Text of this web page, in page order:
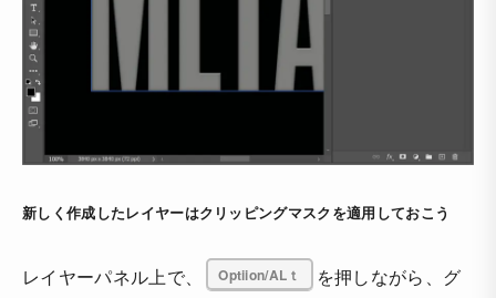
新しく作成したレイヤーはクリッピングマスクを適用しておこう
レイヤーパネル上で、 Optiion/ALｔ
を押しながら、グ